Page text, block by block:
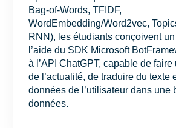
Bag-of-Words, TFIDF,
WordEmbedding/Word2vec,
RNN), les étudiants conçoivent
l’aide du SDK Microsoft
à l’API ChatGPT, capable de
de l’actualité, de traduire du texte
données de l’utilisateur dans une
données.